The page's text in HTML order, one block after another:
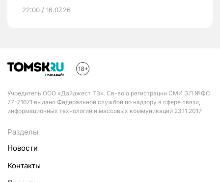
22:00 / 16.07.26
Учредитель ООО «Дайджест ТВ». Св-во о регистрации СМИ ЭЛ №ФС
77-71671 выдано Федеральной службой по надзору в сфере связи,
информационных технологий и массовых коммуникаций 23.11.2017
Разделы
Новости
Контакты